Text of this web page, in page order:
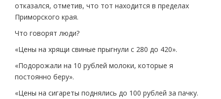
отказался, отметив, что тот находится в пределах
Приморского края.
Что говорят люди?
«Цены на хрящи свиные прыгнули с 280 до 420».
«Подорожали на 10 рублей молоки, которые я
постоянно беру».
«Цены на сигареты поднялись до 100 рублей за пачку.